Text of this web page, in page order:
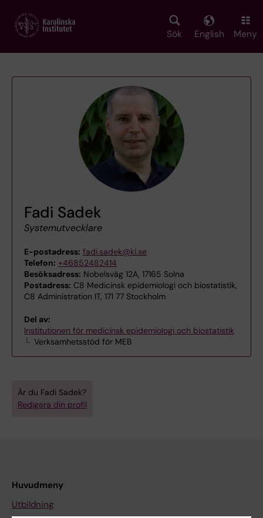
main
Sök English Meny
Fadi Sadek
Systemutvecklare
E-postadress: fadi.sadek@ki.se
Telefon: +46852482414
Besöksadress: Nobelsväg 12A, 17165 Solna
Postadress: C8 Medicinsk epidemiologi och biostatistik,
C8 Administration IT, 171 77 Stockholm
Del av:
Institutionen för medicinsk epidemiologi och biostatistik
Verksamhetsstöd för MEB
Är du Fadi Sadek?
Redigera din profil
Huvudmeny
Utbildning